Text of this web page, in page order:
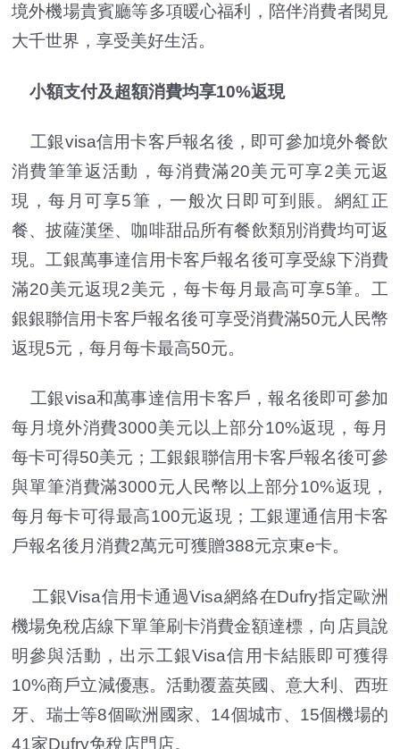
境外機場貴賓廳等多項暖心福利，陪伴消費者閱見
大千世界，享受美好生活。
小額支付及超額消費均享10%返現
工銀visa信用卡客戶報名後，即可參加境外餐飲
消費筆筆返活動，每消費滿20美元可享2美元返
現，每月可享5筆，一般次日即可到賬。網紅正
餐、披薩漢堡、咖啡甜品所有餐飲類別消費均可返
現。工銀萬事達信用卡客戶報名後可享受線下消費
滿20美元返現2美元，每卡每月最高可享5筆。工
銀銀聯信用卡客戶報名後可享受消費滿50元人民幣
返現5元，每月每卡最高50元。
工銀visa和萬事達信用卡客戶，報名後即可參加
每月境外消費3000美元以上部分10%返現，每月
每卡可得50美元；工銀銀聯信用卡客戶報名後可參
與單筆消費滿3000元人民幣以上部分10%返現，
每月每卡可得最高100元返現；工銀運通信用卡客
戶報名後月消費2萬元可獲贈388元京東e卡。
工銀Visa信用卡通過Visa網絡在Dufry指定歐洲
機場免稅店線下單筆刷卡消費金額達標，向店員說
明參與活動，出示工銀Visa信用卡結賬即可獲得
10%商戶立減優惠。活動覆蓋英國、意大利、西班
牙、瑞士等8個歐洲國家、14個城市、15個機場的
41家Dufry免稅店門店。